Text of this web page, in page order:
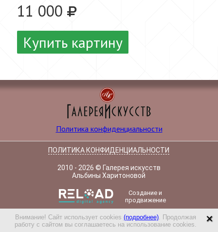
11 000
Купить картину
Политика конфиденциальности
Внимание! Сайт использует cookies (подробнее). Продолжая
работу с сайтом вы соглашаетесь на использование cookies.
×
ПОЛИТИКА КОНФИДЕНЦИАЛЬНОСТИ
2010 - 2026 © Галерея искусств
Альбины Харитоновой
Создание и
продвижение